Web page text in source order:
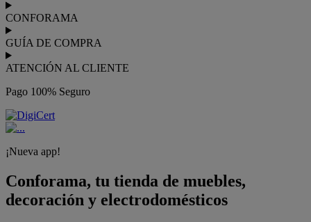
CONFORAMA
GUÍA DE COMPRA
ATENCIÓN AL CLIENTE
Pago 100% Seguro
¡Nueva app!
Conforama, tu tienda de muebles,
decoración y electrodomésticos